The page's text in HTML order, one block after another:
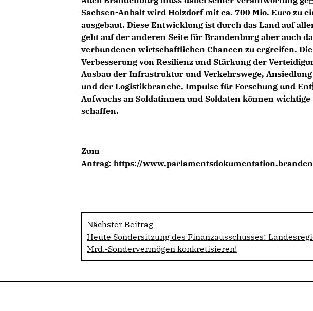
Sachsen-Anhalt wird Holzdorf mit ca. 700 Mio. Euro zu
ausgebaut. Diese Entwicklung ist durch das Land auf
geht auf der anderen Seite für Brandenburg aber auch
verbundenen wirtschaftlichen Chancen zu ergreifen.
Verbesserung von Resilienz und Stärkung der
Ausbau der Infrastruktur und Verkehrswege,
und der Logistikbranche, Impulse für Forschung und
Aufwuchs an Soldatinnen und Soldaten können
schaffen.
Zum
Antrag: https://
Nächster Beitrag
Heute Sondersitzung des Finanzausschusses:
Mrd.-Sondervermögen konkretisieren!